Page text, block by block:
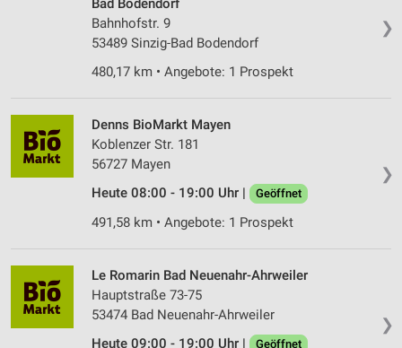
❯
Bad Bodendorf
Bahnhofstr. 9
53489 Sinzig-Bad Bodendorf
480,17 km • Angebote: 1 Prospekt
❯
Denns BioMarkt Mayen
Koblenzer Str. 181
56727 Mayen
Heute 08:00 - 19:00 Uhr |
Geöffnet
491,58 km • Angebote: 1 Prospekt
❯
Le Romarin Bad Neuenahr-Ahrweiler
Hauptstraße 73-75
53474 Bad Neuenahr-Ahrweiler
Heute 09:00 - 19:00 Uhr |
Geöffnet